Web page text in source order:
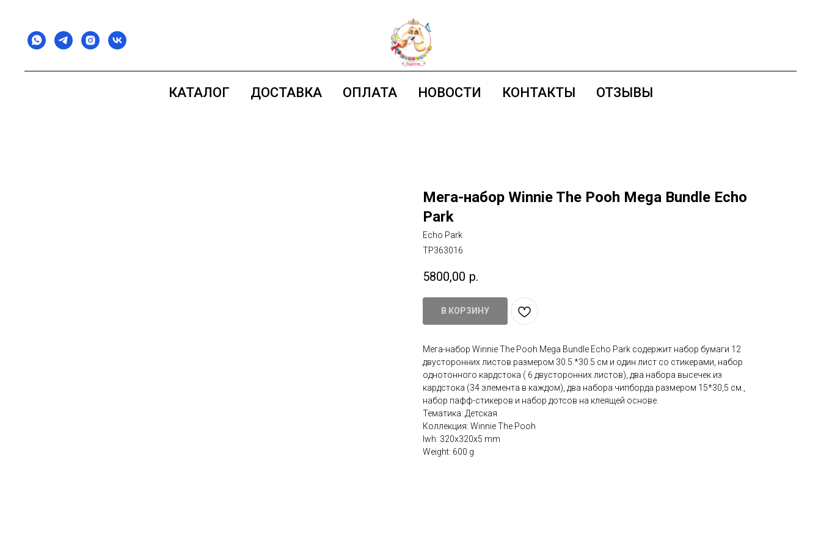
КАТАЛОГ ДОСТАВКА ОПЛАТА НОВОСТИ КОНТАКТЫ ОТЗЫВЫ
Мега-набор Winnie The Pooh Mega Bundle Echo
Park
Echo Park
TP363016
5800,00 р.
В КОРЗИНУ
Мега-набор Winnie The Pooh Mega Bundle Echo Park содержит набор бумаги 12
двусторонних листов размером 30.5.*30.5 см и один лист со стикерами, набор
однотонного кардстока ( 6 двусторонних листов), два набора высечек из
кардстока (34 элемента в каждом), два набора чипборда размером 15*30,5 см.,
набор пафф-стикеров и набор дотсов на клеящей основе.
Тематика: Детская
Коллекция: Winnie The Pooh
lwh: 320x320x5 mm
Weight: 600 g